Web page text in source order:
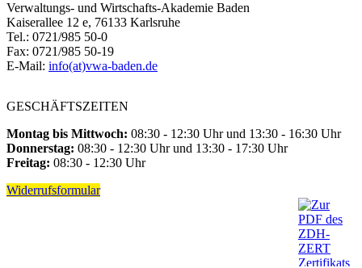
Verwaltungs- und Wirtschafts-Akademie Baden
Kaiserallee 12 e, 76133 Karlsruhe
Tel.: 0721/985 50-0
Fax: 0721/985 50-19
E-Mail: info(at)vwa-baden.de
GESCHÄFTSZEITEN
Montag bis Mittwoch: 08:30 - 12:30 Uhr und 13:30 - 16:30 Uhr
Donnerstag: 08:30 - 12:30 Uhr und 13:30 - 17:30 Uhr
Freitag: 08:30 - 12:30 Uhr
Widerrufsformular